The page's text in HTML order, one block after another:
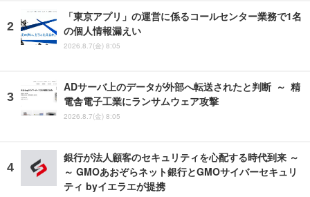
「東京アプリ」の運営に係るコールセンター業務で1名
の個人情報漏えい
2026.8.7(金) 8:05
ADサーバ上のデータが外部へ転送されたと判断 ～ 精
電舎電子工業にランサムウェア攻撃
2026.8.7(金) 8:05
銀行が法人顧客のセキュリティを心配する時代到来 ～
～ GMOあおぞらネット銀行とGMOサイバーセキュリ
ティ byイエラエが提携